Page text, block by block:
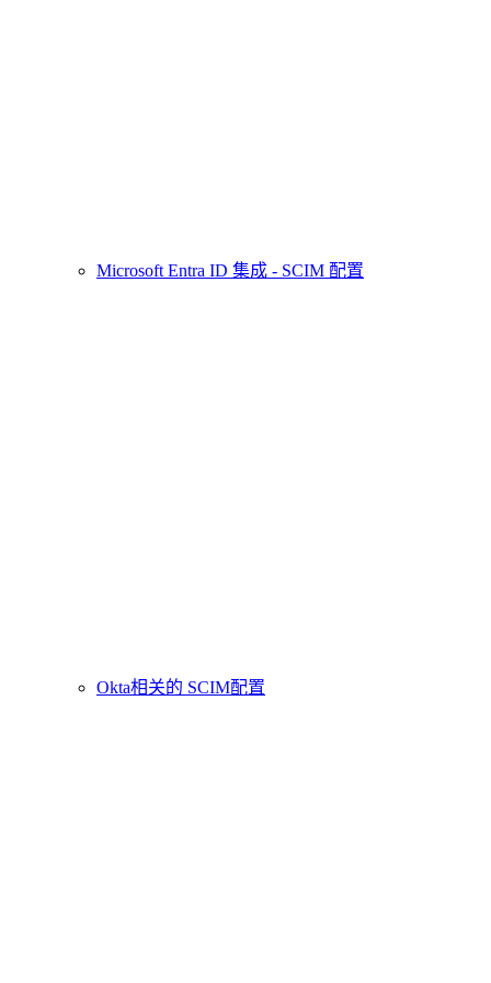
Microsoft Entra ID 集成 - SCIM 配置
Okta相关的 SCIM配置